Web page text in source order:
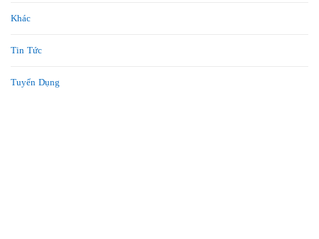
Khác
Tin Tức
Tuyển Dụng